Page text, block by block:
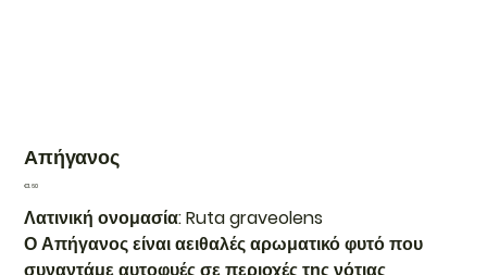
Απήγανος
Price
€1.60
Λατινική ονομασία: Ruta graveolens
Ο Απήγανος είναι αειθαλές αρωματικό φυτό που